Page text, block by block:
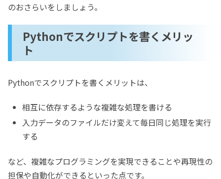
のおさらいをしましょう。
Pythonでスクリプトを書くメリッ
ト
Pythonでスクリプトを書くメリットは、
相互に依存するような複雑な処理を書ける
入力データのファイルだけ変えて毎日同じ処理を実行
する
など、複雑なプログラミングを実現できることや再現性の
担保や自動化ができるといった点です。